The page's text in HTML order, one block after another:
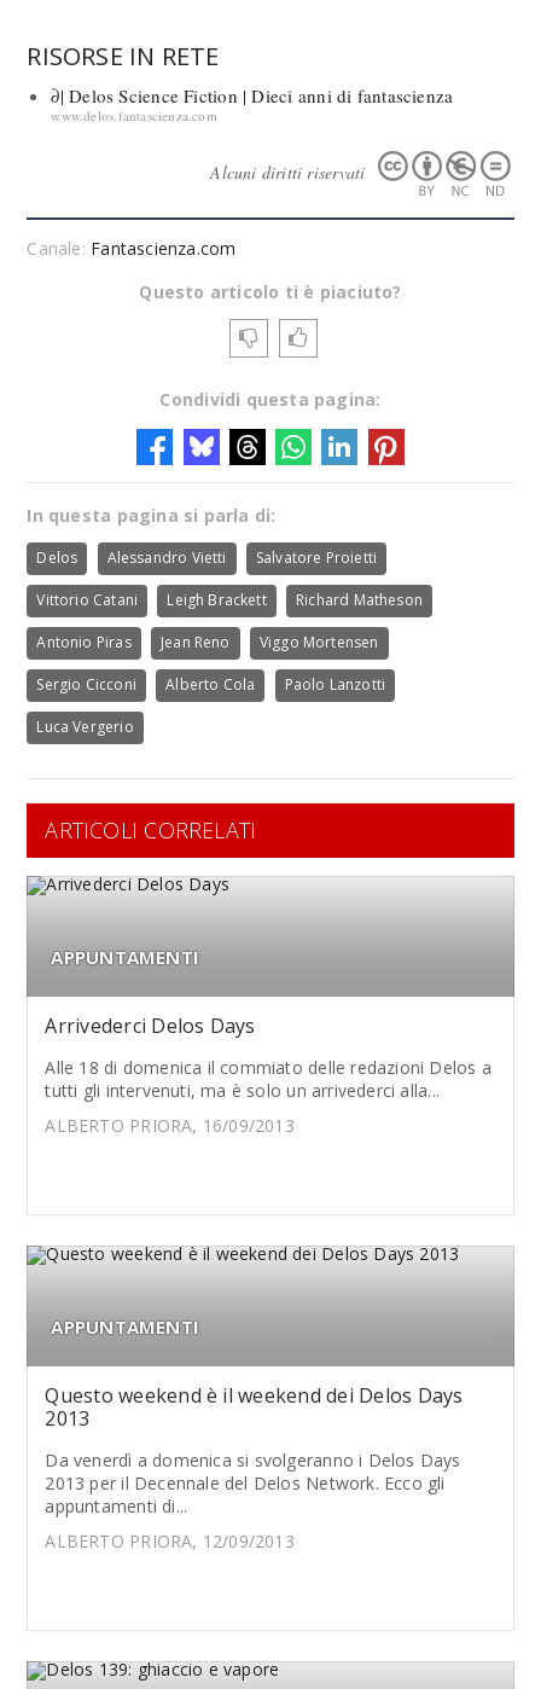
RISORSE IN RETE
∂| Delos Science Fiction | Dieci anni di fantascienza
www.delos.fantascienza.com
Alcuni diritti riservati
Canale: Fantascienza.com
Questo articolo ti è piaciuto?
Condividi questa pagina:
In questa pagina si parla di:
Delos Alessandro Vietti Salvatore Proietti
Vittorio Catani Leigh Brackett Richard Matheson
Antonio Piras Jean Reno Viggo Mortensen
Sergio Cicconi Alberto Cola Paolo Lanzotti
Luca Vergerio
ARTICOLI CORRELATI
APPUNTAMENTI
Arrivederci Delos Days
Alle 18 di domenica il commiato delle redazioni Delos a
tutti gli intervenuti, ma è solo un arrivederci alla...
ALBERTO PRIORA, 16/09/2013
APPUNTAMENTI
Questo weekend è il weekend dei Delos Days
2013
Da venerdì a domenica si svolgeranno i Delos Days
2013 per il Decennale del Delos Network. Ecco gli
appuntamenti di...
ALBERTO PRIORA, 12/09/2013